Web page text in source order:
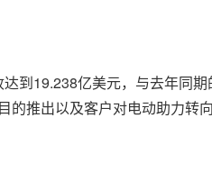
到19.238亿美元，与去年同
的推出以及客户对电动助力